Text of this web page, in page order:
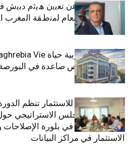
ﺗﯾﺗرا ﺑﺎك ﺗﻌﻠن ﻋن ﺗﻌﯾﯾن ھﯾﺛم دﺑﯾش
ﻣﻧﺻب اﻟﻣدﯾر اﻟﻌﺎم ﻟﻣﻧطﻘﺔ اﻟﻣﻐرب
وﻏرب أﻓرﯾﻘﯾﺎ
فاعل رائد بفرص صاعدة في
(+34.8%)
الهيئة التونسية للاستثمار تنظم الدورة
والعشرين للمجلس الاستراتيجي
القطاع الخاص في بلورة
الاستثمار في مراكز البيانات